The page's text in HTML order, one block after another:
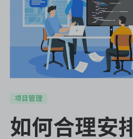
ONES Wiki
ONES Desk
项目管理
如何合理安